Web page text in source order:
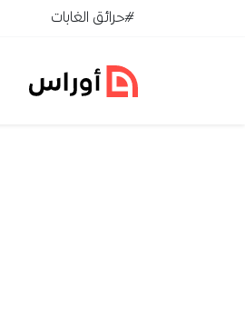
تخطي إلى المحتوى#حرائق الغابات